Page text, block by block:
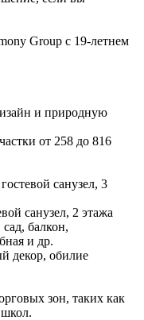
Group с 19-летнем
и природную
от 258 до 816
санузел, 3
санузел, 2 этажа
балкон,
и др.
декор, обилие
зон, таких как